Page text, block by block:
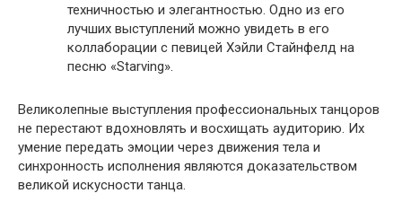
техничностью и элегантностью. Одно из его
лучших выступлений можно увидеть в его
коллаборации с певицей Хэйли Стайнфелд на
песню «Starving».
Великолепные выступления профессиональных танцоров
не перестают вдохновлять и восхищать аудиторию. Их
умение передать эмоции через движения тела и
синхронность исполнения являются доказательством
великой искусности танца.